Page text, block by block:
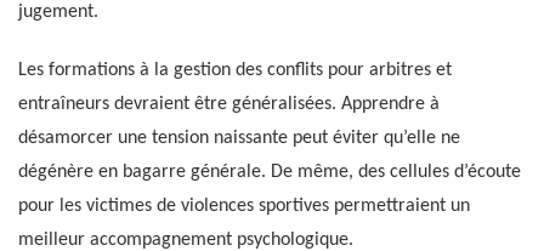
jugement.
Les formations à la gestion des conflits pour arbitres et
entraîneurs devraient être généralisées. Apprendre à
désamorcer une tension naissante peut éviter qu’elle ne
dégénère en bagarre générale. De même, des cellules d’écoute
pour les victimes de violences sportives permettraient un
meilleur accompagnement psychologique.